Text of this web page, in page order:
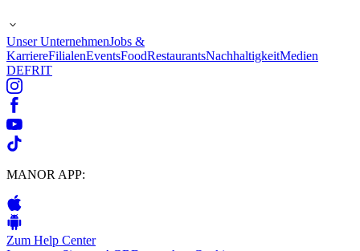
Unser UnternehmenJobs &
KarriereFilialenEventsFoodRestaurantsNachhaltigkeitMedien
DEFRIT
MANOR APP:
Zum Help Center